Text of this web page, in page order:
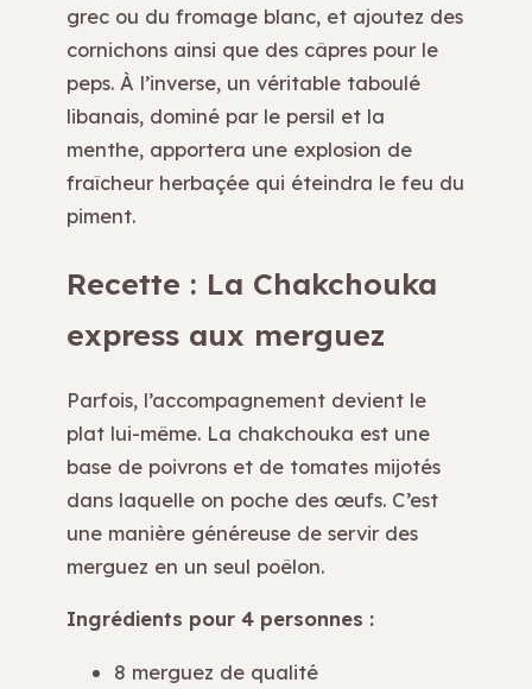
grec ou du fromage blanc, et ajoutez des
cornichons ainsi que des câpres pour le
peps. À l’inverse, un véritable taboulé
libanais, dominé par le persil et la
menthe, apportera une explosion de
fraîcheur herbaçée qui éteindra le feu du
piment.
Recette : La Chakchouka
express aux merguez
Parfois, l’accompagnement devient le
plat lui-même. La chakchouka est une
base de poivrons et de tomates mijotés
dans laquelle on poche des œufs. C’est
une manière généreuse de servir des
merguez en un seul poêlon.
Ingrédients pour 4 personnes :
8 merguez de qualité